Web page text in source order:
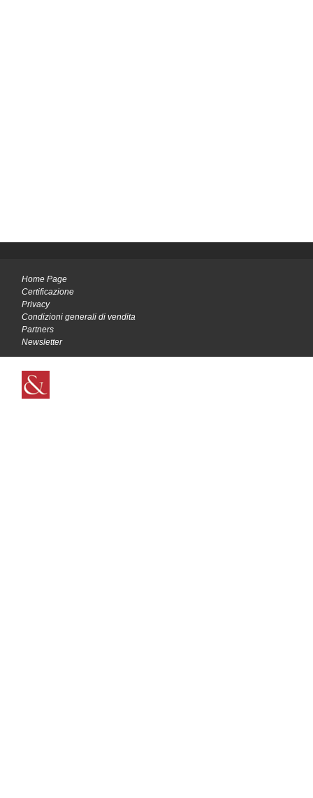
Home Page
Certificazione
Privacy
Condizioni generali di vendita
Partners
Newsletter